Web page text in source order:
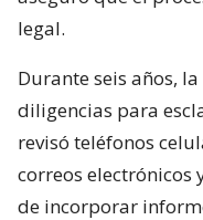
legal.
Durante seis años,
diligencias para
revisó teléfonos
correos electrónicos
de incorporar